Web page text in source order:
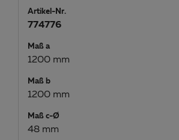
Artikel-Nr.
774776
Maß a
1200 mm
Maß b
1200 mm
Maß c-Ø
48 mm